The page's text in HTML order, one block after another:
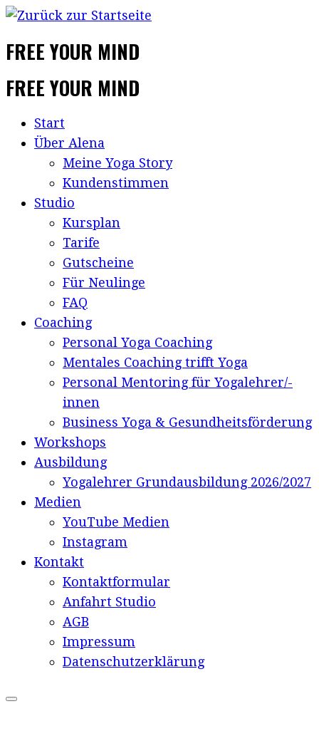
FREE YOUR MIND
FREE YOUR MIND
Start
Über Alena
Meine Yoga Story
Kundenstimmen
Studio
Kursplan
Tarife
Gutscheine
Für Neulinge
FAQ
Coaching
Personal Yoga Coaching
Mentales Coaching trifft Yoga
Personal Mentoring für Yogalehrer/-
innen
Business Yoga & Gesundheitsförderung
Workshops
Ausbildung
Yogalehrer Grundausbildung 2026/2027
Medien
YouTube Medien
Instagram
Kontakt
Kontaktformular
Anfahrt Studio
AGB
Impressum
Datenschutzerklärung